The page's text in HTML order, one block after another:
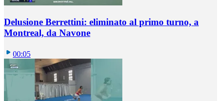
Delusione Berrettini: eliminato al primo turno, a
Montreal, da Navone
00:05